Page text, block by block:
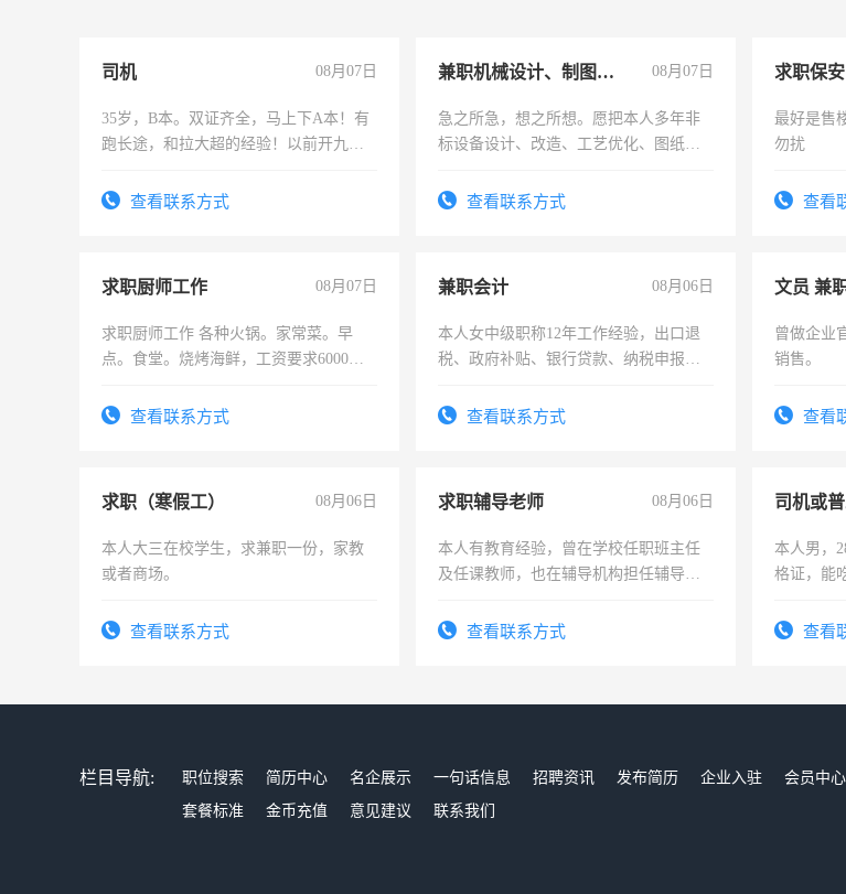
司机 08月07日
35岁，B本。双证齐全，马上下A本！有
跑长途，和拉大超的经验！以前开九米
查看联系方式
兼职机械设计、制图、设备改造 08月07日
急之所急，想之所想。愿把本人多年非
标设备设计、改造、工艺优化、图纸制
结识有识之士，共享未来。
查看联系方式
求职保安
最好是售
勿扰
查看
求职厨师工作 08月07日
求职厨师工作 各种火锅。家常菜。早
点。食堂。烧烤海鲜，工资要求6000以
查看联系方式
兼职会计 08月06日
本人女中级职称12年工作经验，出口退
税、政府补贴、银行贷款、纳税申报、
务，财务咨询等业务。欲求兼职会计工
查看联系方式
文员 兼
曾做企业
销售。
查看
求职（寒假工） 08月06日
本人大三在校学生，求兼职一份，家教
或者商场。
查看联系方式
求职辅导老师 08月06日
本人有教育经验，曾在学校任职班主任
及任课教师，也在辅导机构担任辅导教
查看联系方式
司机或
本人男，
格证，能
查看
栏目导航: 职位搜索 简历中心 名企展示 一句话信息 招聘资讯 发布简历 企业入驻 会员中心
套餐标准
金币充值 意见建议 联系我们